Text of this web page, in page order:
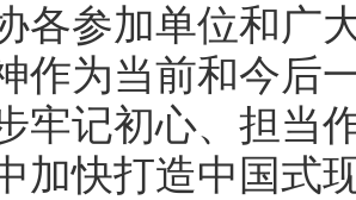
各参加单位和广
作为当前和今后
牢记初心、担当
加快打造中国式